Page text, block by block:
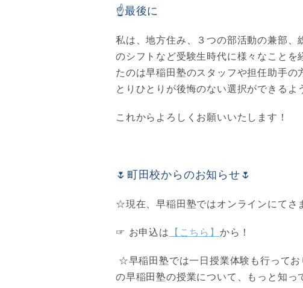
☝最後に
私は、地方住み、３つの部活動の兼部
のシフトなど受験生時代に様々なこと
たのは早稲田塾のスタッフや担任助手
とりひとりが後悔のない選択ができるよ
これからよろしくお願いいたします！
🌷町田校からのお知らせ🌷
☆現在、早稲田塾ではオンラインにてさ
☞ お申込は 【こちら】 から！
☆早稲田塾では一日授業体験も行ってお
の早稲田塾の授業について、もっと知っ